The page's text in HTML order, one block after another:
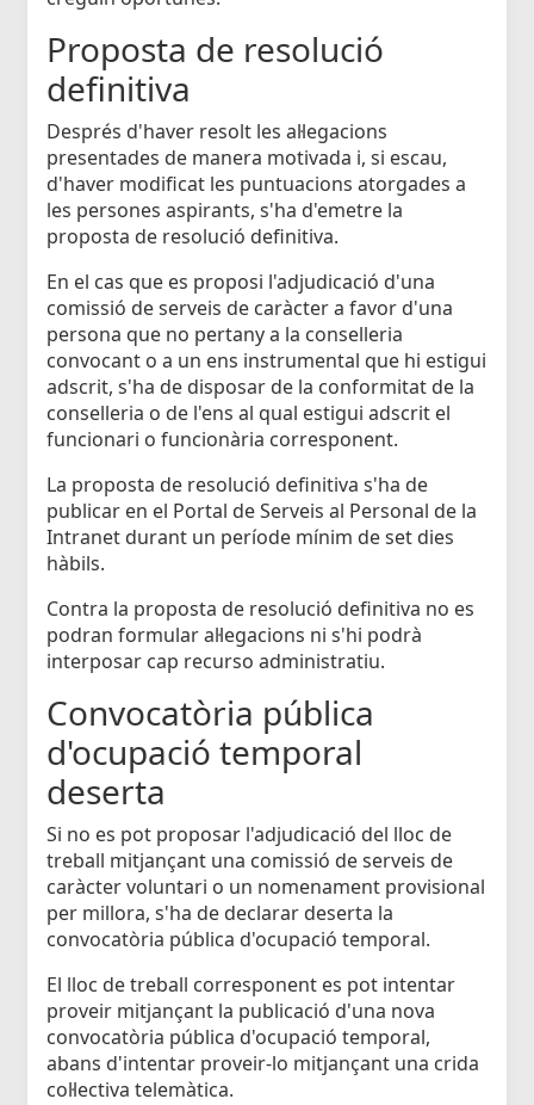
Proposta de resolució
definitiva
Després d'haver resolt les al·legacions
presentades de manera motivada i, si escau,
d'haver modificat les puntuacions atorgades a
les persones aspirants, s'ha d'emetre la
proposta de resolució definitiva.
En el cas que es proposi l'adjudicació d'una
comissió de serveis de caràcter a favor d'una
persona que no pertany a la conselleria
convocant o a un ens instrumental que hi estigui
adscrit, s'ha de disposar de la conformitat de la
conselleria o de l'ens al qual estigui adscrit el
funcionari o funcionària corresponent.
La proposta de resolució definitiva s'ha de
publicar en el Portal de Serveis al Personal de la
Intranet durant un període mínim de set dies
hàbils.
Contra la proposta de resolució definitiva no es
podran formular al·legacions ni s'hi podrà
interposar cap recurso administratiu.
Convocatòria pública
d'ocupació temporal
deserta
Si no es pot proposar l'adjudicació del lloc de
treball mitjançant una comissió de serveis de
caràcter voluntari o un nomenament provisional
per millora, s'ha de declarar deserta la
convocatòria pública d'ocupació temporal.
El lloc de treball corresponent es pot intentar
proveir mitjançant la publicació d'una nova
convocatòria pública d'ocupació temporal,
abans d'intentar proveir-lo mitjançant una crida
col·lectiva telemàtica.